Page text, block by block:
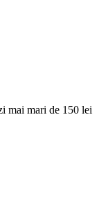
mai mari de 150 lei